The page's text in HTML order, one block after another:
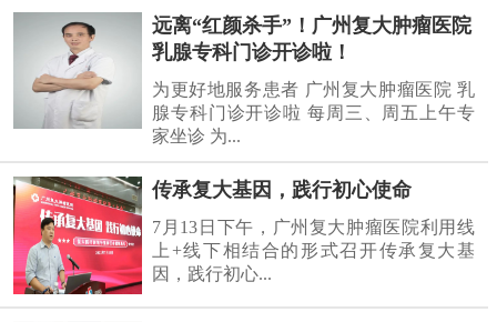
远离“红颜杀手”！广州复大肿瘤医院
乳腺专科门诊开诊啦！
为更好地服务患者 广州复大肿瘤医院 乳
腺专科门诊开诊啦 每周三、周五上午专
家坐诊 为...
传承复大基因，践行初心使命
7月13日下午，广州复大肿瘤医院利用线
上+线下相结合的形式召开传承复大基
因，践行初心...